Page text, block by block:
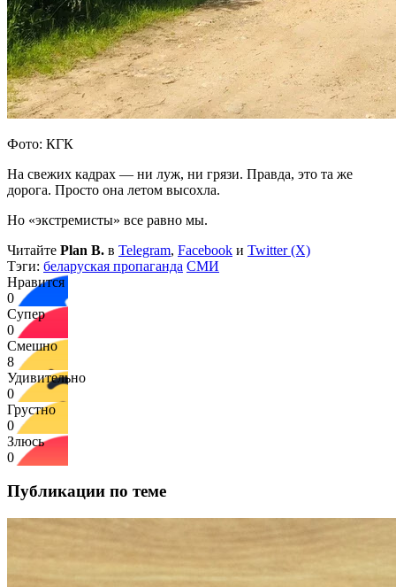
Фото: КГК
На свежих кадрах — ни луж, ни грязи. Правда, это та же
дорога. Просто она летом высохла.
Но «экстремисты» все равно мы.
Читайте Plan B. в Telegram, Facebook и Twitter (X)
Тэги: беларуская пропаганда СМИ
Нравится
0
Супер
0
Смешно
8
Удивительно
0
Грустно
0
Злюсь
0
Публикации по теме